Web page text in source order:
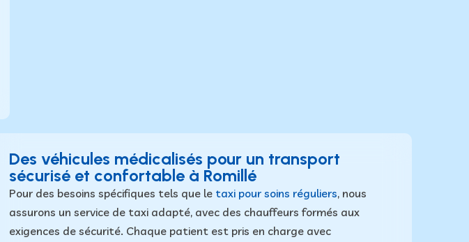
Des véhicules médicalisés pour un transport
sécurisé et confortable à Romillé
Pour des besoins spécifiques tels que le taxi pour soins réguliers, nous
assurons un service de taxi adapté, avec des chauffeurs formés aux
exigences de sécurité. Chaque patient est pris en charge avec